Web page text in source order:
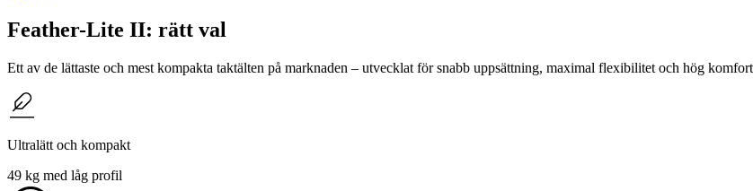
Feather-Lite II: rätt val
Ett av de lättaste och mest kompakta taktälten på marknaden – utvecklat för snabb uppsättning, maximal flexibilitet och hög
Ultralätt och kompakt
49 kg med låg profil